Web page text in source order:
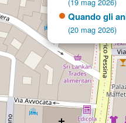
Quando gli
(20 mag 2026)